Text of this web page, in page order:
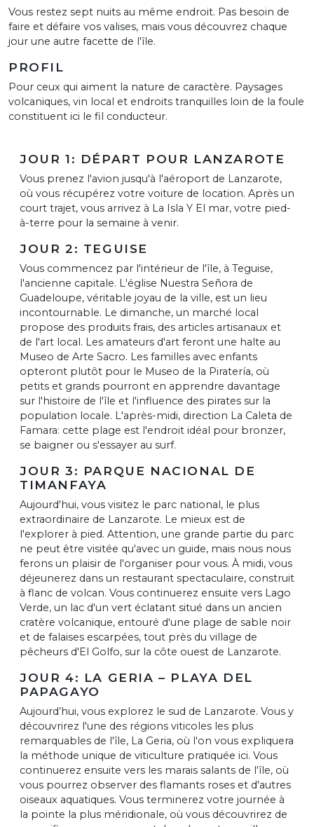
Vous restez sept nuits au même endroit. Pas besoin de
faire et défaire vos valises, mais vous découvrez chaque
jour une autre facette de l'île.
PROFIL
Pour ceux qui aiment la nature de caractère. Paysages
volcaniques, vin local et endroits tranquilles loin de la foule
constituent ici le fil conducteur.
JOUR 1: DÉPART POUR LANZAROTE
Vous prenez l'avion jusqu'à l'aéroport de Lanzarote,
où vous récupérez votre voiture de location. Après un
court trajet, vous arrivez à La Isla Y El mar, votre pied-
à-terre pour la semaine à venir.
JOUR 2: TEGUISE
Vous commencez par l'intérieur de l'île, à Teguise,
l'ancienne capitale. L'église Nuestra Señora de
Guadeloupe, véritable joyau de la ville, est un lieu
incontournable. Le dimanche, un marché local
propose des produits frais, des articles artisanaux et
de l'art local. Les amateurs d'art feront une halte au
Museo de Arte Sacro. Les familles avec enfants
opteront plutôt pour le Museo de la Piratería, où
petits et grands pourront en apprendre davantage
sur l'histoire de l'île et l'influence des pirates sur la
population locale. L'après-midi, direction La Caleta de
Famara: cette plage est l'endroit idéal pour bronzer,
se baigner ou s'essayer au surf.
JOUR 3: PARQUE NACIONAL DE
TIMANFAYA
Aujourd'hui, vous visitez le parc national, le plus
extraordinaire de Lanzarote. Le mieux est de
l'explorer à pied. Attention, une grande partie du parc
ne peut être visitée qu'avec un guide, mais nous nous
ferons un plaisir de l'organiser pour vous. À midi, vous
déjeunerez dans un restaurant spectaculaire, construit
à flanc de volcan. Vous continuerez ensuite vers Lago
Verde, un lac d'un vert éclatant situé dans un ancien
cratère volcanique, entouré d'une plage de sable noir
et de falaises escarpées, tout près du village de
pêcheurs d'El Golfo, sur la côte ouest de Lanzarote.
JOUR 4: LA GERIA – PLAYA DEL
PAPAGAYO
Aujourd’hui, vous explorez le sud de Lanzarote. Vous y
découvrirez l'une des régions viticoles les plus
remarquables de l'île, La Geria, où l'on vous expliquera
la méthode unique de viticulture pratiquée ici. Vous
continuerez ensuite vers les marais salants de l'île, où
vous pourrez observer des flamants roses et d'autres
oiseaux aquatiques. Vous terminerez votre journée à
la pointe la plus méridionale, où vous découvrirez de